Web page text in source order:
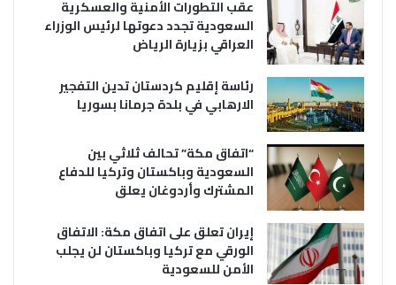
عقب التطورات الأمنية والعسكرية
السعودية تجدد دعوتها لرئيس الوزراء
العراقي بزيارة الرياض
رئاسة إقليم كردستان تدين التفجير
الارهابي في بلدة جرمانا بسوريا
“اتفاق مكة” تحالف ثلاثي بين
السعودية وباكستان وتركيا للدفاع
المشترك وأردوغان يعلق
إيران تعلق على اتفاق مكة: الاتفاق
الورقي مع تركيا وباكستان لن يجلب
الأمن للسعودية